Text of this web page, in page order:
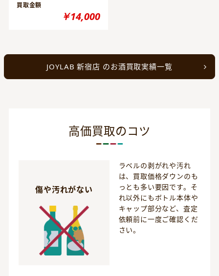
買取金額
￥14,000
JOYLAB 新宿店 のお酒買取実績一覧
高価買取のコツ
傷や汚れがない
ラベルの剥がれや汚れ
は、買取価格ダウンのも
っとも多い要因です。そ
れ以外にもボトル本体や
キャップ部分など、査定
依頼前に一度ご確認くだ
さい。